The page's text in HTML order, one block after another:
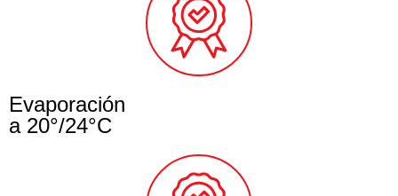
Evaporación
a 20°/24°C